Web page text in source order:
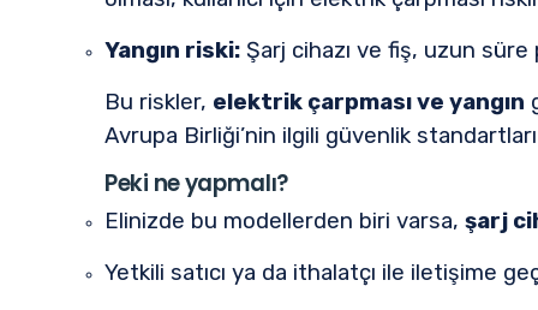
Yangın riski: Şarj cihazı ve fiş, uzun süre
Bu riskler, elektrik çarpması ve yangın
Avrupa Birliği’nin ilgili güvenlik
Peki ne yapmalı?
Elinizde bu modellerden biri varsa, şarj
Yetkili satıcı ya da ithalatçı ile iletişime